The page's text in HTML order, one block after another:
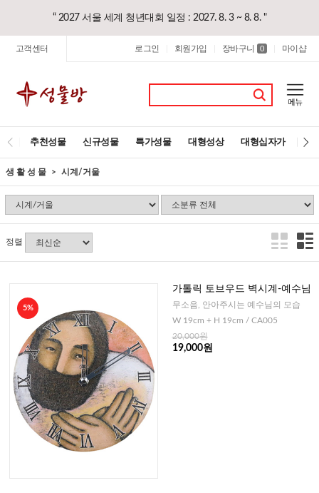
“ 2027 서울 세계 청년대회 일정 : 2027. 8. 3 ~ 8. 8. "
고객센터 로그인 회원가입 장바구니 0 마이샵
추천성물 신규성물 특가성물 대형성상 대형십자가 레
생 활 성 물 시계/거울
정렬
5%
가톨릭 토브우드 벽시계-예수님
무소음, 안아주시는 예수님의 모습
W 19cm + H 19cm / CA005
20,000원
19,000원